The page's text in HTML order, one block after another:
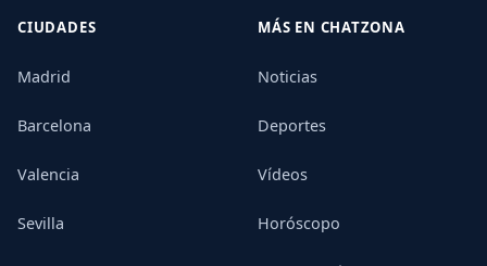
CIUDADES
Madrid
Barcelona
Valencia
Sevilla
MÁS EN CHATZONA
Noticias
Deportes
Vídeos
Horóscopo